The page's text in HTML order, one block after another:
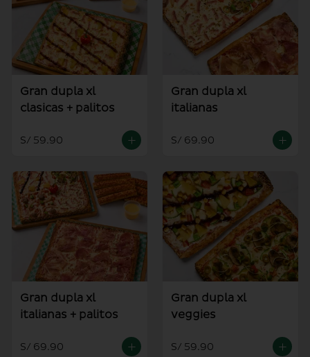
Gran dupla xl
clasicas + palitos
S/ 59.90
Gran dupla xl
italianas
S/ 69.90
Gran dupla xl
italianas + palitos
S/ 69.90
Gran dupla xl
veggies
S/ 59.90